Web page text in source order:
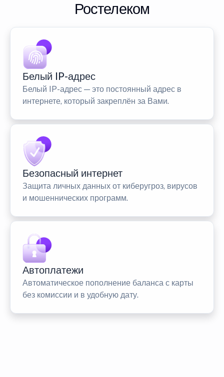
Ростелеком
Белый IP-адрес
Белый IP-адрес — это постоянный адрес в
интернете, который закреплён за Вами.
Безопасный интернет
Защита личных данных от киберугроз, вирусов
и мошеннических программ.
Автоплатежи
Автоматическое пополнение баланса с карты
без комиссии и в удобную дату.